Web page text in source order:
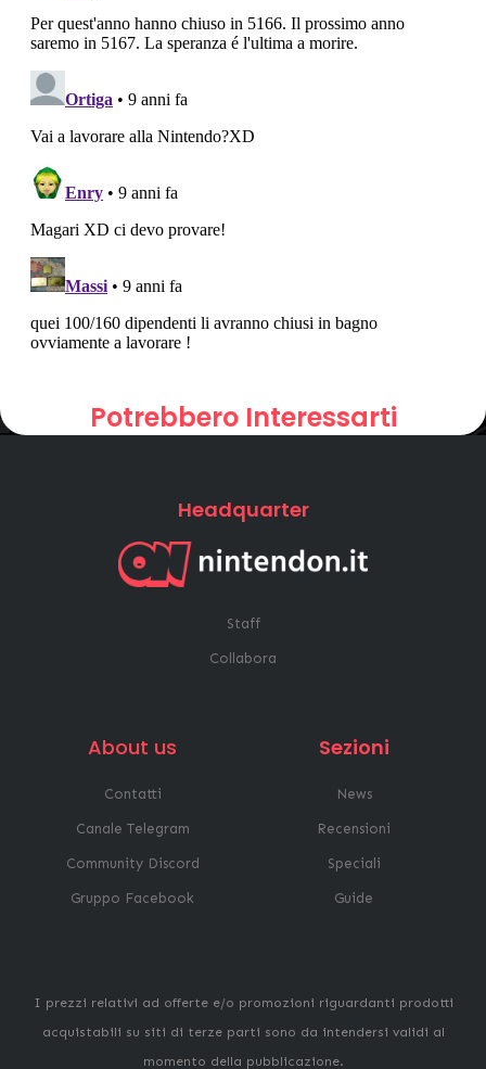
Potrebbero Interessarti
Headquarter
Staff
Collabora
About us
Contatti
Canale Telegram
Community Discord
Gruppo Facebook
Sezioni
News
Recensioni
Speciali
Guide
I prezzi relativi ad offerte e/o promozioni riguardanti prodotti
acquistabili su siti di terze parti sono da intendersi validi al
momento della pubblicazione.